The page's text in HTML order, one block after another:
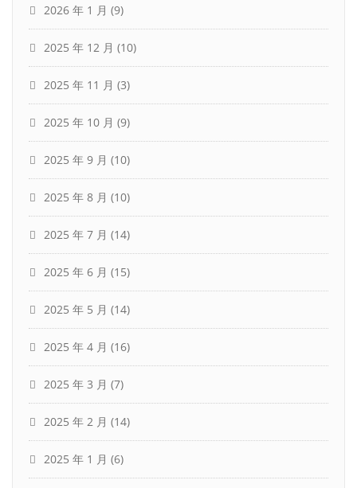
2026 年 1 月 (9)
2025 年 12 月 (10)
2025 年 11 月 (3)
2025 年 10 月 (9)
2025 年 9 月 (10)
2025 年 8 月 (10)
2025 年 7 月 (14)
2025 年 6 月 (15)
2025 年 5 月 (14)
2025 年 4 月 (16)
2025 年 3 月 (7)
2025 年 2 月 (14)
2025 年 1 月 (6)